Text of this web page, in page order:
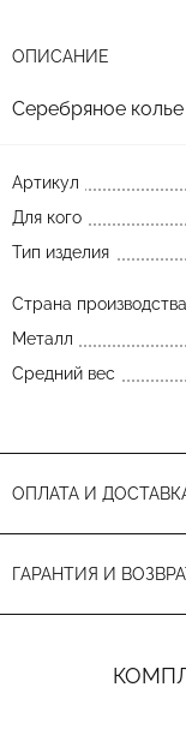
ОПИСАНИЕ
Серебряное
Артикул
Для кого
Тип изделия
Страна производства
Металл
Средний вес
ОПЛАТА И
ГАРАНТИЯ И